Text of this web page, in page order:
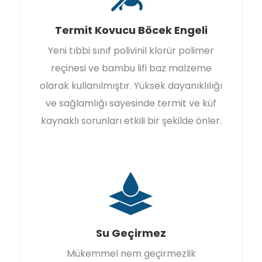
Termit Kovucu Böcek Engeli
Yeni tıbbi sınıf polivinil klorür polimer
reçinesi ve bambu lifi baz malzeme
olarak kullanılmıştır. Yüksek dayanıklılığı
ve sağlamlığı sayesinde termit ve küf
kaynaklı sorunları etkili bir şekilde önler.
Su Geçirmez
Mükemmel nem geçirmezlik